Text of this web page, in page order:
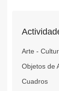
Arte -
Objetos de
Cuadros